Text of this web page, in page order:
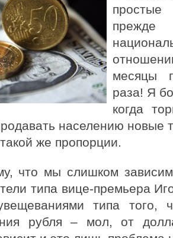
месяцы
раза! Я
когда
населению новые
же пропорции.
что мы слишком
типа вице-премьера
типа того,
рубля – мол, от